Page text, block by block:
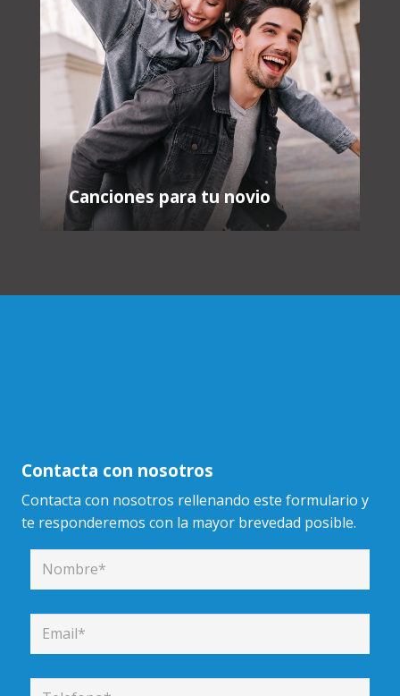
Canciones para tu novio
Contacta con nosotros
Contacta con nosotros rellenando este formulario y
te responderemos con la mayor brevedad posible.